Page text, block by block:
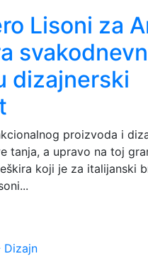
Lisoni za
dizajnerski
proizvoda i
tanja, a upravo na toj
koji je za italijanski
Dizajn